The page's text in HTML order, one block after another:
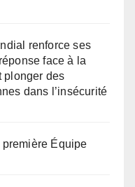
renforce ses
face à la
plonger des
dans l’insécurité
Équipe